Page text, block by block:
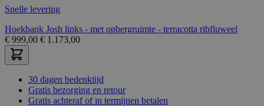
Snelle levering
Hoekbank Josh links - met opbergruimte - terracotta ribfluweel
€ 999,00 € 1.173,00
30 dagen bedenktijd
Gratis bezorging en retour
Gratis achteraf of in termijnen betalen